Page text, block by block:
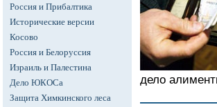
Россия и Прибалтика
Исторические версии
Косово
Россия и Белоруссия
Израиль и Палестина
Дело ЮКОСа
Защита Химкинского леса
дело